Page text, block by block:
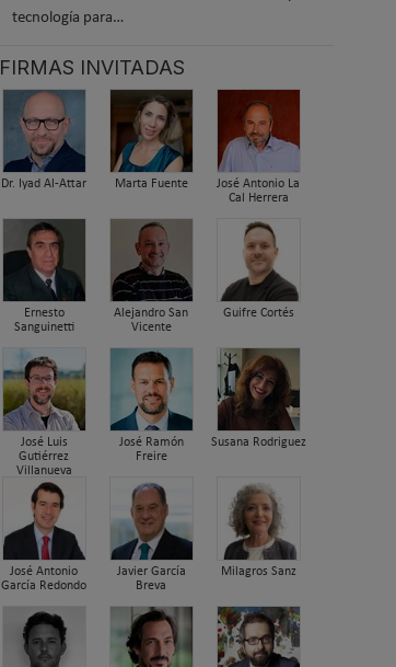
tecnología para…
FIRMAS INVITADAS
Dr. Iyad Al-Attar Marta Fuente
José Antonio La
Cal Herrera
Ernesto
Sanguinetti
Alejandro San
Vicente
Guifre Cortés
José Luis
Gutiérrez
Villanueva
José Ramón
Freire
Susana Rodriguez
José Antonio
García Redondo
Javier García
Breva
Milagros Sanz